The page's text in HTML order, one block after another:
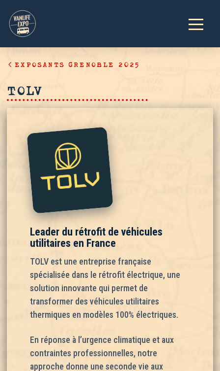
EXPOSANTS GRENOBLE 2025
TOLV
Leader du rétrofit de véhicules
utilitaires en France
TOLV est une entreprise française
spécialisée dans le rétrofit électrique, une
solution innovante qui permet de
transformer des véhicules utilitaires
thermiques en modèles 100% électriques.
En réponse à l’urgence climatique et aux
contraintes professionnelles, notre
approche donne une seconde vie aux